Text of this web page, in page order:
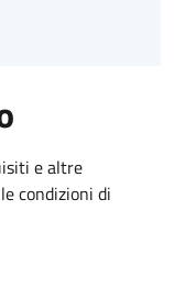
e altre
condizioni di